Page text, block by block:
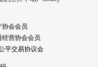
协会会员
营协会会员
平交易协议会